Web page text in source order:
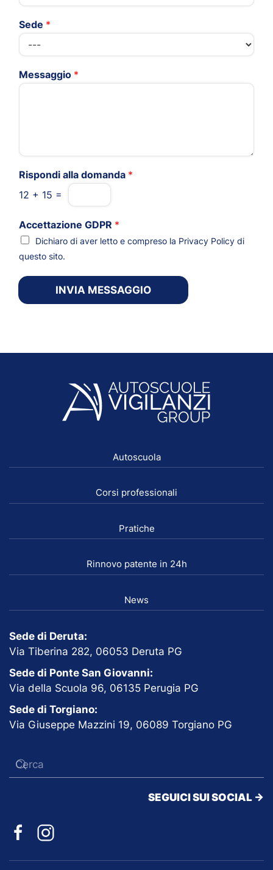
Sede *
Messaggio *
Rispondi alla domanda *
12 + 15 =
Accettazione GDPR *
Dichiaro di aver letto e compreso la Privacy Policy di
questo sito.
INVIA MESSAGGIO
Autoscuola
Corsi professionali
Pratiche
Rinnovo patente in 24h
News
Sede di Deruta:
Via Tiberina 282, 06053 Deruta PG
Sede di Ponte San Giovanni:
Via della Scuola 96, 06135 Perugia PG
Sede di Torgiano:
Via Giuseppe Mazzini 19, 06089 Torgiano PG
SEGUICI SUI SOCIAL ->